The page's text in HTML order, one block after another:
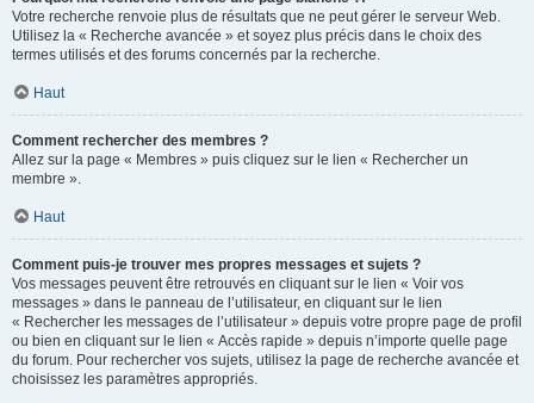
Votre recherche renvoie plus de résultats que ne peut gérer le serveur Web.
Utilisez la « Recherche avancée » et soyez plus précis dans le choix des
termes utilisés et des forums concernés par la recherche.
Haut
Comment rechercher des membres ?
Allez sur la page « Membres » puis cliquez sur le lien « Rechercher un
membre ».
Haut
Comment puis-je trouver mes propres messages et sujets ?
Vos messages peuvent être retrouvés en cliquant sur le lien « Voir vos
messages » dans le panneau de l’utilisateur, en cliquant sur le lien
« Rechercher les messages de l’utilisateur » depuis votre propre page de profil
ou bien en cliquant sur le lien « Accès rapide » depuis n’importe quelle page
du forum. Pour rechercher vos sujets, utilisez la page de recherche avancée et
choisissez les paramètres appropriés.